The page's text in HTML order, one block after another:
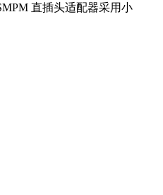
直插头适配器采用小